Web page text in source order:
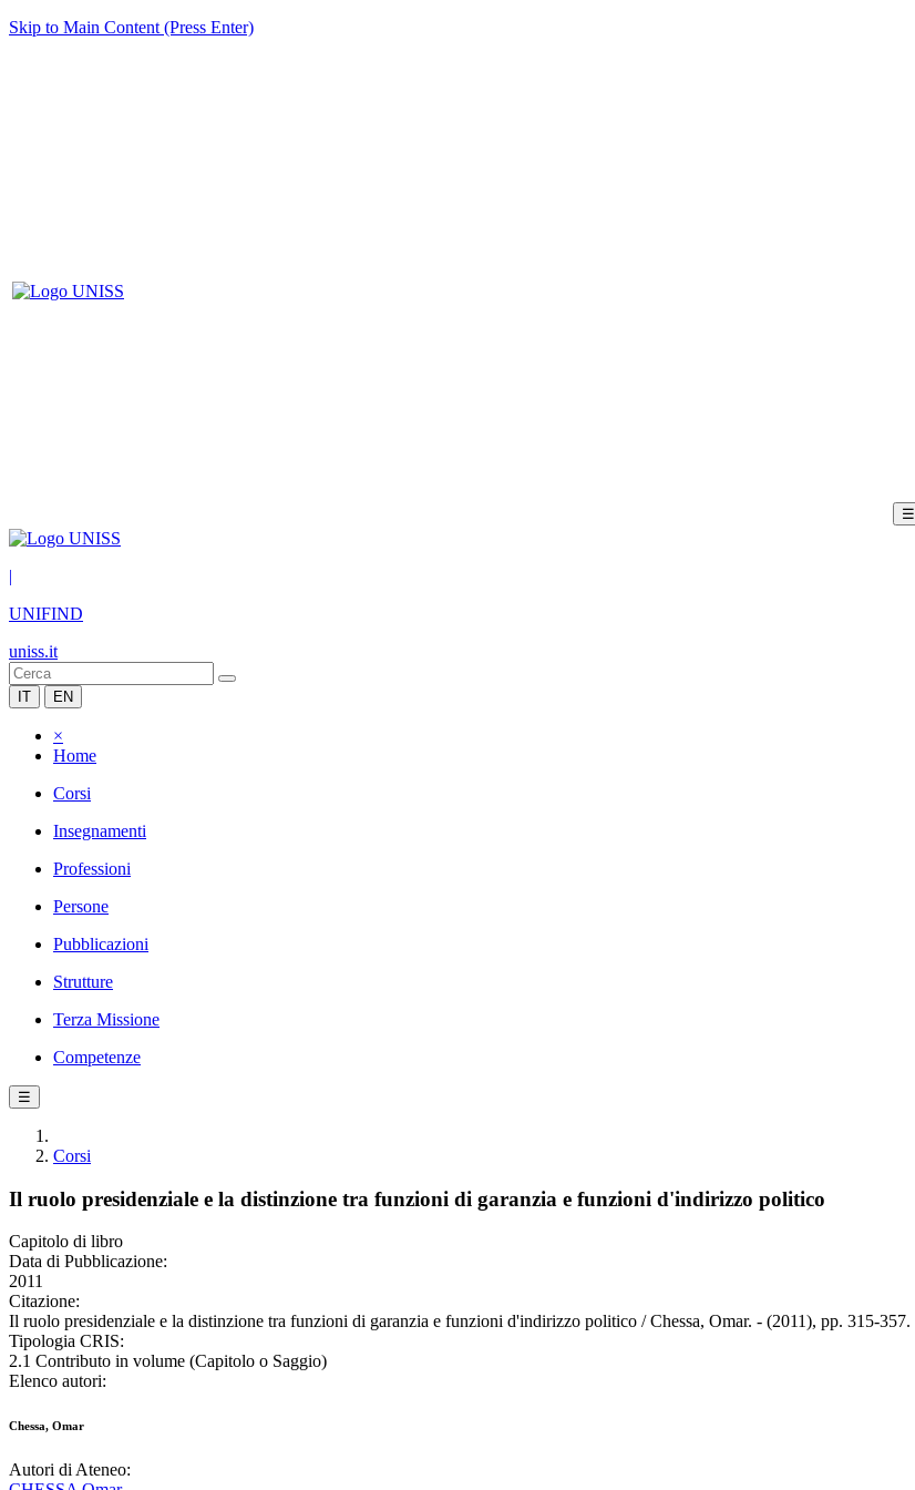
Skip to Main Content (Press Enter)
☰
|
UNIFIND
uniss.it
IT EN
×
Home
Corsi
Insegnamenti
Professioni
Persone
Pubblicazioni
Strutture
Terza Missione
Competenze
☰
Corsi
Il ruolo presidenziale e la distinzione tra funzioni di garanzia e funzioni d'indirizzo politico
Capitolo di libro
Data di Pubblicazione:
2011
Citazione:
Il ruolo presidenziale e la distinzione tra funzioni di garanzia e funzioni d'indirizzo politico / Chessa, Omar. - (2011), pp. 315-357.
Tipologia CRIS:
2.1 Contributo in volume (Capitolo o Saggio)
Elenco autori:
Chessa, Omar
Autori di Ateneo: